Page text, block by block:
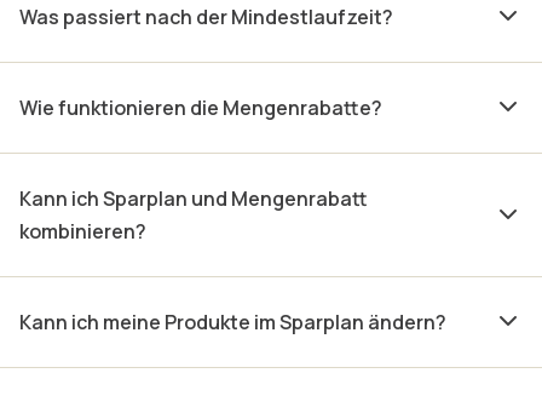
Was passiert nach der Mindestlaufzeit?
Wie funktionieren die Mengenrabatte?
Kann ich Sparplan und Mengenrabatt
kombinieren?
Kann ich meine Produkte im Sparplan ändern?